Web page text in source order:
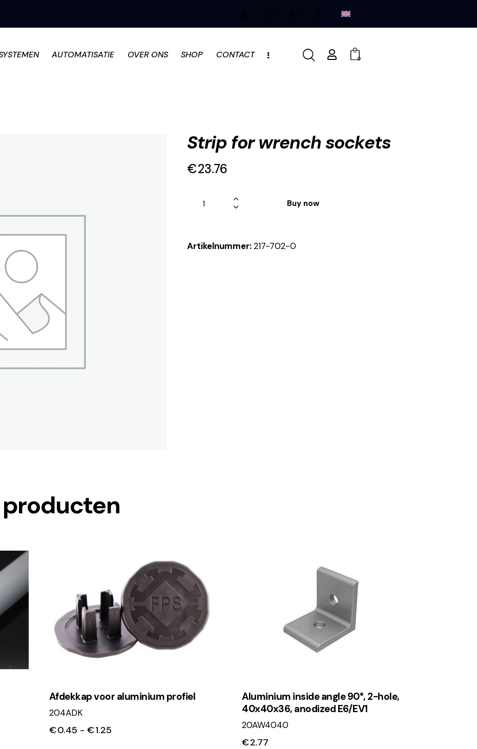
AUTOMATISATIE OVER ONS SHOP CONTACT 0
Strip for wrench sockets
€23.76
Buy now
Artikelnummer:217-702-0
Afdekkap voor aluminium profiel
204ADK
€0.45 - €1.25
Aluminium inside angle 90°, 2-hole,
40x40x36, anodized E6/EV1
20AW4040
€2.77